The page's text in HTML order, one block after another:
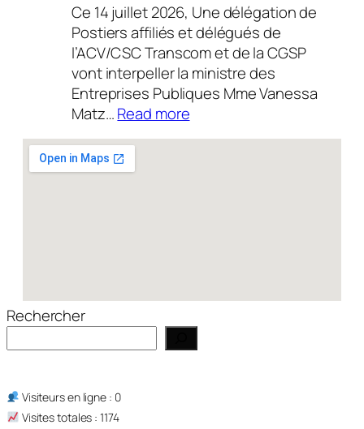
Ce 14 juillet 2026, Une délégation de
Postiers affiliés et délégués de
l’ACV/CSC Transcom et de la CGSP
vont interpeller la ministre des
Entreprises Publiques Mme Vanessa
Matz…Read more:
Rechercher
Visiteurs en ligne : 0
Visites totales : 1174